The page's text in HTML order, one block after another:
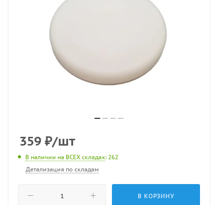
359 ₽/шт
В наличии на ВСЕХ складах: 262
Детализация по складам
В КОРЗИНУ